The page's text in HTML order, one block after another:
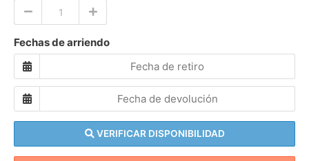
Fechas de arriendo
VERIFICAR DISPONIBILIDAD